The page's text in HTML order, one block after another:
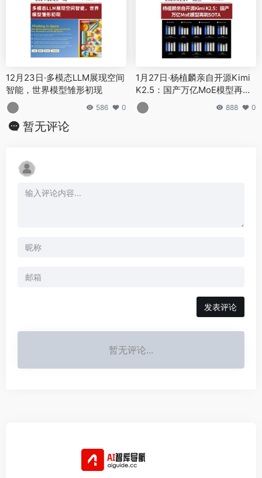
12月23日·多模态LLM展现空间
智能，世界模型雏形初现
586 0
1月27日·杨植麟亲自开源Kimi
K2.5：国产万亿MoE模型再刷
SOTA
888 0
暂无评论
发表评论
暂无评论...